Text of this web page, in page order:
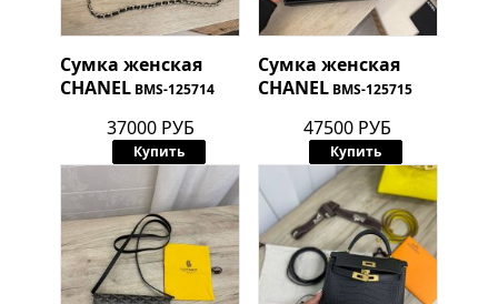
Сумка женская
CHANEL BMS-125714
37000 РУБ
Купить
Сумка женская
CHANEL BMS-125715
47500 РУБ
Купить